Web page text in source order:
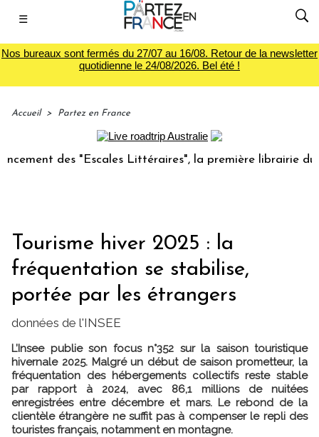
☰
Nos bureaux sont fermés du 27/07 au 16/08. Retour de la newsletter
quotidienne le 24/08/2026. Bel été !
Accueil > Partez en France
des "Escales Littéraires", la première librairie du voyage
Tourisme hiver 2025 : la
fréquentation se stabilise,
portée par les étrangers
données de l'INSEE
L’Insee publie son focus n°352 sur la saison touristique
hivernale 2025. Malgré un début de saison prometteur, la
fréquentation des hébergements collectifs reste stable
par rapport à 2024, avec 86,1 millions de nuitées
enregistrées entre décembre et mars. Le rebond de la
clientèle étrangère ne suffit pas à compenser le repli des
touristes français, notamment en montagne.